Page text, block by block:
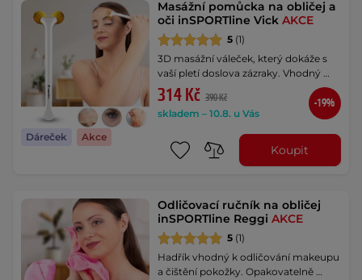
Dáreček Akce
Masážní pomůcka na obličej a
oči inSPORTline VickAKCE
5 (1)
3D masážní váleček, který dokáže s
vaší pletí doslova zázraky. Vhodný …
314 Kč 390 Kč
skladem – 10.8. u Vás
-19%
Koupit
Odličovací ručník na obličej
inSPORTline ReggiAKCE
5 (1)
Hadřík vhodný k odličování makeupu
a čištění pokožky. Opakovatelně …